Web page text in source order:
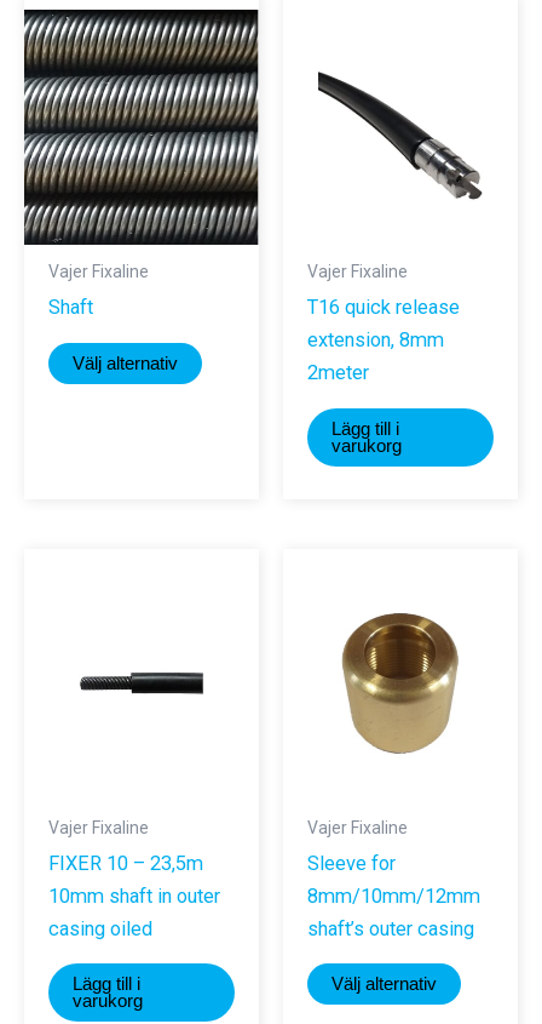
Vajer Fixaline
Shaft
Välj alternativ
Den
väljas
Vajer Fixaline
T16 quick release
extension, 8mm
2meter
Lägg till i
varukorg
Vajer Fixaline
FIXER 10 – 23,5m
10mm shaft in outer
casing oiled
Lägg till i
varukorg
Vajer Fixaline
Sleeve for
8mm/10mm/12mm
shaft’s outer casing
Välj alternativ
Den